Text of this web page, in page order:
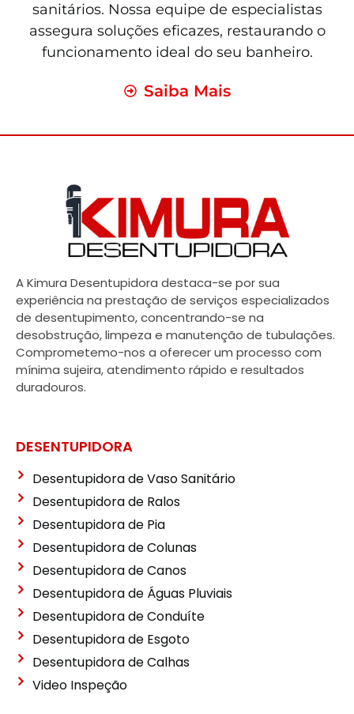
sanitários. Nossa equipe de especialistas
assegura soluções eficazes, restaurando o
funcionamento ideal do seu banheiro.
Saiba Mais
A Kimura Desentupidora destaca-se por sua
experiência na prestação de serviços especializados
de desentupimento, concentrando-se na
desobstrução, limpeza e manutenção de tubulações.
Comprometemo-nos a oferecer um processo com
mínima sujeira, atendimento rápido e resultados
duradouros.
DESENTUPIDORA
Desentupidora de Vaso Sanitário
Desentupidora de Ralos
Desentupidora de Pia
Desentupidora de Colunas
Desentupidora de Canos
Desentupidora de Águas Pluviais
Desentupidora de Conduíte
Desentupidora de Esgoto
Desentupidora de Calhas
Video Inspeção